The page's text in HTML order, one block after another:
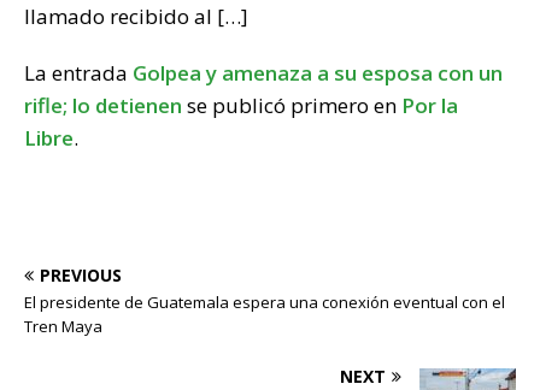
llamado recibido al […]
La entrada Golpea y amenaza a su esposa con un
rifle; lo detienen se publicó primero en Por la
Libre.
PREVIOUS
El presidente de Guatemala espera una conexión eventual con el
Tren Maya
NEXT